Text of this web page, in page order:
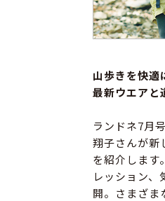
山歩きを快適
最新ウエアと
ランドネ7月
翔子さんが新
を紹介します
レッション
開。さまざま